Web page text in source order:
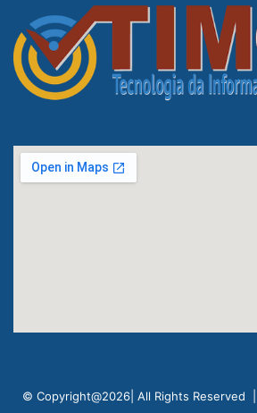
© Copyright@2026| All Rights Reserved |